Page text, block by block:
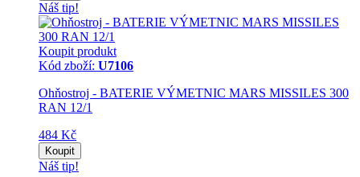
Náš tip!
Koupit produkt
Kód zboží: U7106
Ohňostroj - BATERIE VÝMETNIC MARS MISSILES 300
RAN 12/1
484 Kč
Koupit
Náš tip!